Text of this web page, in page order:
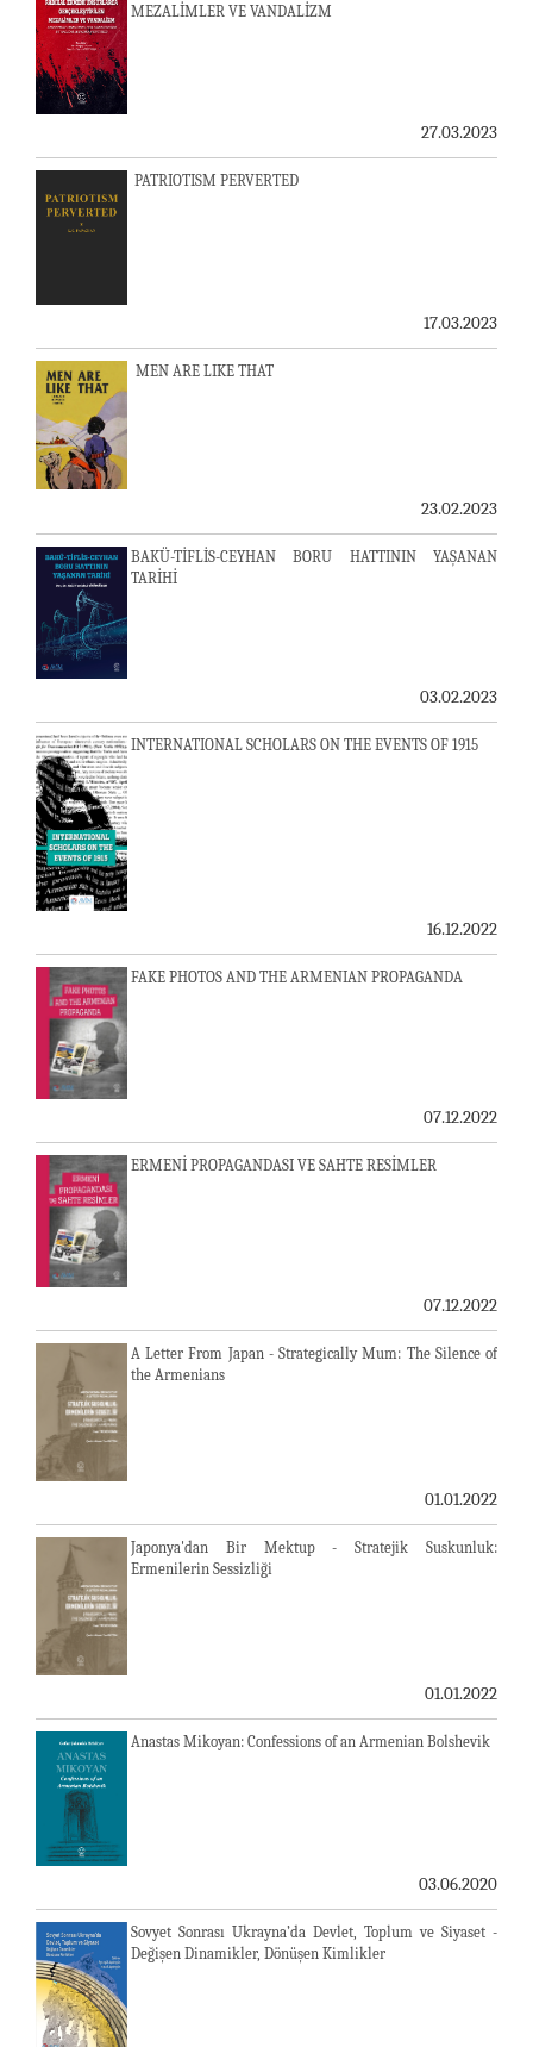
MEZALİMLER VE VANDALİZM
27.03.2023
PATRIOTISM PERVERTED
17.03.2023
MEN ARE LIKE THAT
23.02.2023
BAKÜ-TİFLİS-CEYHAN BORU HATTININ YAŞANAN
TARİHİ
03.02.2023
INTERNATIONAL SCHOLARS ON THE EVENTS OF 1915
16.12.2022
FAKE PHOTOS AND THE ARMENIAN PROPAGANDA
07.12.2022
ERMENİ PROPAGANDASI VE SAHTE RESİMLER
07.12.2022
A Letter From Japan - Strategically Mum: The Silence of
the Armenians
01.01.2022
Japonya'dan Bir Mektup - Stratejik Suskunluk:
Ermenilerin Sessizliği
01.01.2022
Anastas Mikoyan: Confessions of an Armenian Bolshevik
03.06.2020
Sovyet Sonrası Ukrayna’da Devlet, Toplum ve Siyaset -
Değişen Dinamikler, Dönüşen Kimlikler